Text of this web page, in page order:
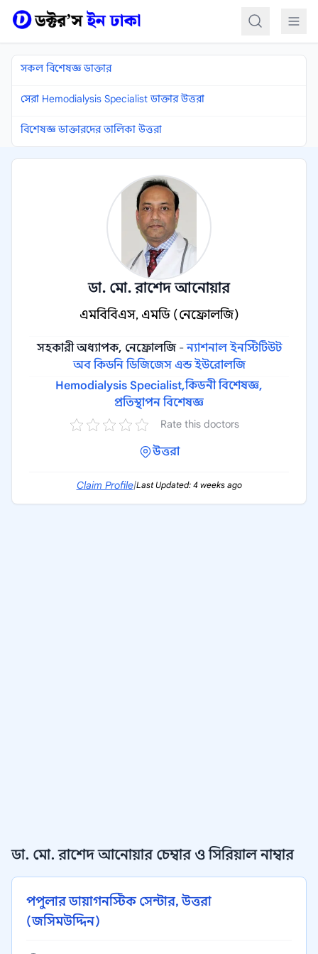
সকল বিশেষজ্ঞ ডাক্তার
সেরা Hemodialysis Specialist ডাক্তার উত্তরা
বিশেষজ্ঞ ডাক্তারদের তালিকা উত্তরা
ডা. মো. রাশেদ আনোয়ার
এমবিবিএস, এমডি (নেফ্রোলজি)
সহকারী অধ্যাপক, নেফ্রোলজি -ন্যাশনাল ইনস্টিটিউট
অব কিডনি ডিজিজেস এন্ড ইউরোলজি
Hemodialysis Specialist,কিডনী বিশেষজ্ঞ,
প্রতিস্থাপন বিশেষজ্ঞ
Rate this doctors
উত্তরা
Claim Profile|Last Updated: 4 weeks ago
ডা. মো. রাশেদ আনোয়ার চেম্বার ও সিরিয়াল নাম্বার
পপুলার ডায়াগনস্টিক সেন্টার, উত্তরা
(জসিমউদ্দিন)